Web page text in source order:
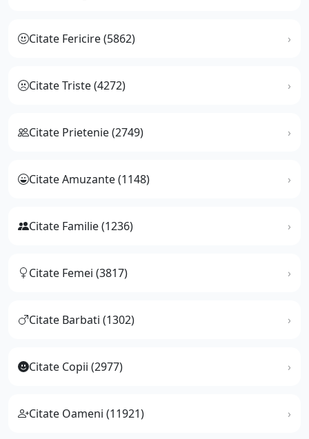
Citate Fericire (5862)
Citate Triste (4272)
Citate Prietenie (2749)
Citate Amuzante (1148)
Citate Familie (1236)
Citate Femei (3817)
Citate Barbati (1302)
Citate Copii (2977)
Citate Oameni (11921)